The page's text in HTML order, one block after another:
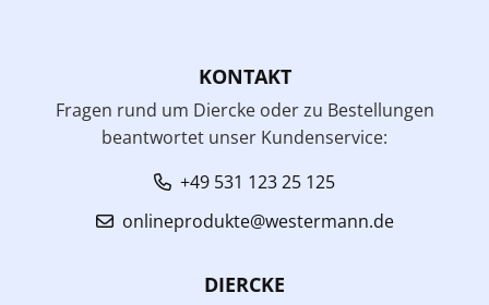
KONTAKT
Fragen rund um Diercke oder zu Bestellungen
beantwortet unser Kundenservice:
+49 531 123 25 125
onlineprodukte@westermann.de
DIERCKE